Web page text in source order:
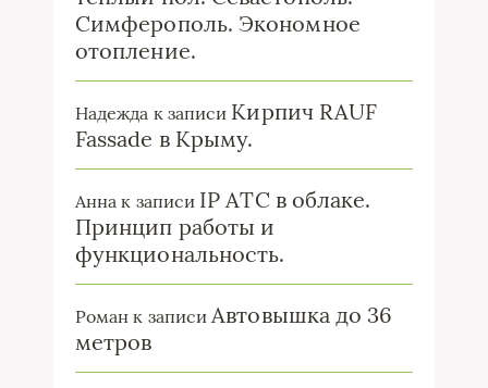
Симферополь. Экономное
отопление.
Надежда к записи Кирпич RAUF
Fassade в Крыму.
Анна к записи IP ATC в облаке.
Принцип работы и
функциональность.
Роман к записиАвтовышка до 36
метров